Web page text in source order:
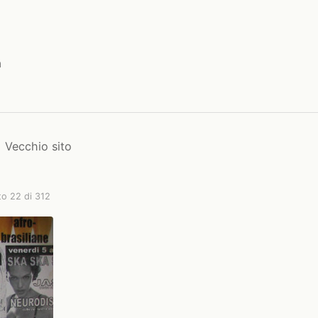
Vecchio sito
22 di 312